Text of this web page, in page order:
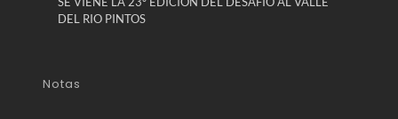
DEL RIO PINTOS
Notas